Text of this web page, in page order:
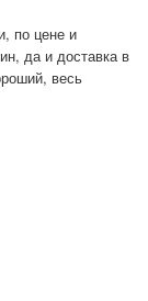
по цене и
да и доставка в
весь